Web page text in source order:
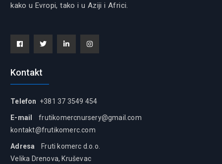
kako u Evropi, tako i u Aziji i Africi.
Kontakt
Telefon +381 37 3549 454
E-mail
frutikomercnursery@gmail.com
kontakt@frutikomerc.com
Adresa Fruti komerc d.o.o.
Velika Drenova, Kruševac